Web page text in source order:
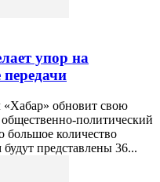
упор на
«Хабар» обновит свою
политический
большое количество
представлены 36...